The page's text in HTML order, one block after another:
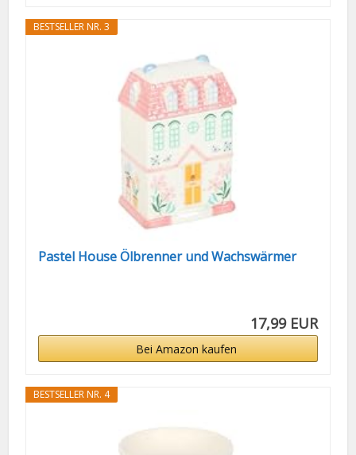
BESTSELLER NR. 3
Pastel House Ölbrenner und Wachswärmer
17,99 EUR
Bei Amazon kaufen
BESTSELLER NR. 4